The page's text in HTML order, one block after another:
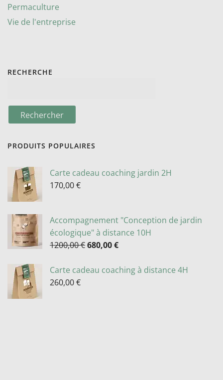
Permaculture
Vie de l'entreprise
RECHERCHE
PRODUITS POPULAIRES
Carte cadeau coaching jardin 2H
170,00€
Accompagnement "Conception de jardin
écologique" à distance 10H
1200,00€680,00€
Carte cadeau coaching à distance 4H
260,00€